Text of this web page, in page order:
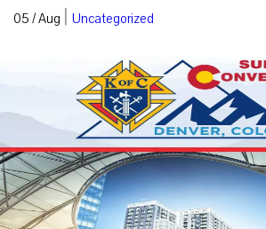
05 / Aug | Uncategorized